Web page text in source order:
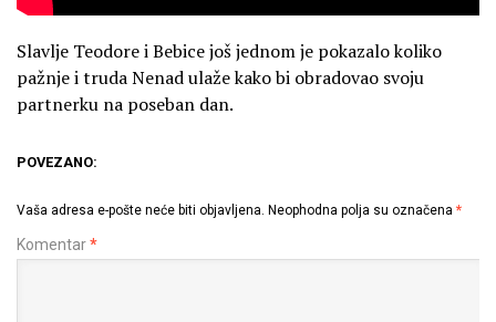
Slavlje Teodore i Bebice još jednom je pokazalo koliko
pažnje i truda Nenad ulaže kako bi obradovao svoju
partnerku na poseban dan.
POVEZANO:
Vaša adresa e-pošte neće biti objavljena. Neophodna polja su označena *
Komentar*